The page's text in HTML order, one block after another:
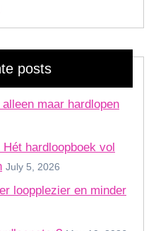
posts
maar hardlopen
hardloopboek vol
July 5, 2026
loopplezier en minder